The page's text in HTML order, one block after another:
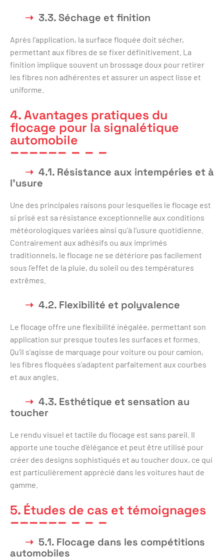
3.3. Séchage et finition
Après l’application, la surface floquée doit sécher,
permettant aux fibres de se fixer définitivement. La
finition implique souvent un brossage doux pour retirer
les fibres non adhérentes et assurer un aspect lisse et
uniforme.
4. Avantages pratiques du
flocage pour la signalétique
automobile
4.1. Résistance aux intempéries et à
l’usure
Une des principales raisons pour lesquelles le flocage est
si prisé est sa résistance exceptionnelle aux conditions
météorologiques variées ainsi qu’à l’usure quotidienne.
Contrairement aux adhésifs ou aux imprimés
traditionnels, le flocage ne se détériore pas facilement
sous l’effet de la pluie, du soleil ou des températures
extrêmes.
4.2. Flexibilité et polyvalence
Le flocage offre une flexibilité inégalée, permettant son
application sur presque toutes les surfaces et formes.
Qu’il s’agisse de marquage pour voiture ou pour camion,
les fibres floquées s’adaptent parfaitement aux courbes
et aux angles.
4.3. Esthétique et sensation au
toucher
Le rendu visuel et tactile du flocage est sans pareil. Il
apporte une touche d’élégance et peut être utilisé pour
créer des designs sophistiqués et au toucher doux, ce qui
est particulièrement apprécié dans les voitures haut de
gamme.
5. Études de cas et témoignages
5.1. Flocage dans les compétitions
automobiles